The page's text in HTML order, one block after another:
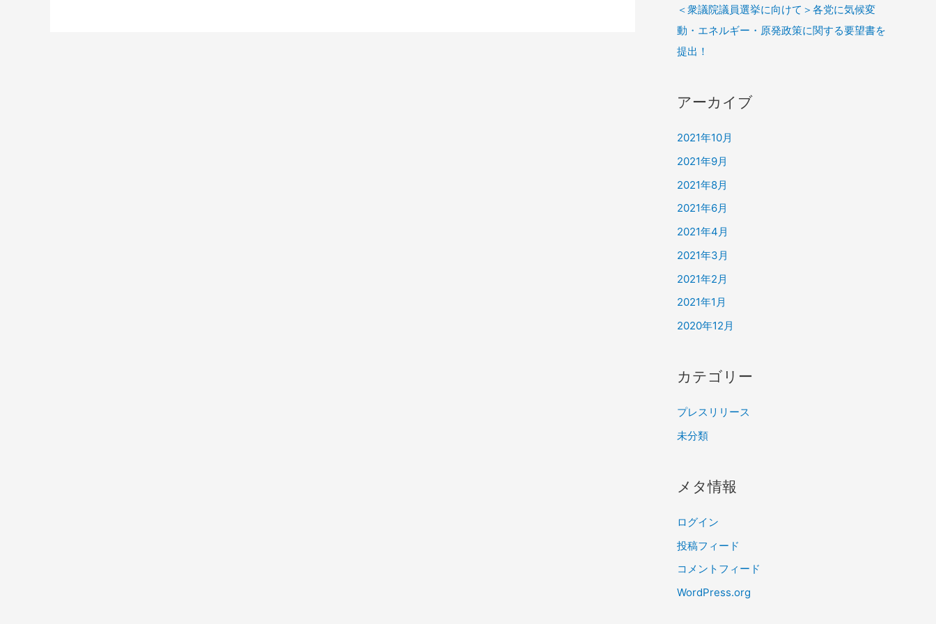
＜衆議院議員選挙に向けて＞各党に気候変
動・エネルギー・原発政策に関する要望書を
提出！
アーカイブ
2021年10月
2021年9月
2021年8月
2021年6月
2021年4月
2021年3月
2021年2月
2021年1月
2020年12月
カテゴリー
プレスリリース
未分類
メタ情報
ログイン
投稿フィード
コメントフィード
WordPress.org